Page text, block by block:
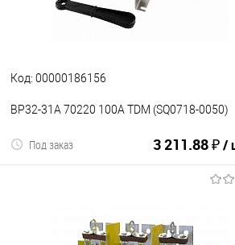
Код: 00000186156
ВР32-31А 70220 100А TDM (SQ0718-0050)
3 211.88 ₽/
Под заказ
В корзину